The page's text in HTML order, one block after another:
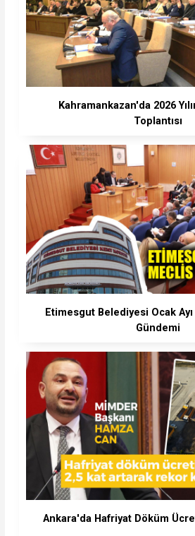
Kahramankazan'da 2026
Toplantısı
Etimesgut Belediyesi Ocak
Gündemi
Ankara'da Hafriyat Döküm